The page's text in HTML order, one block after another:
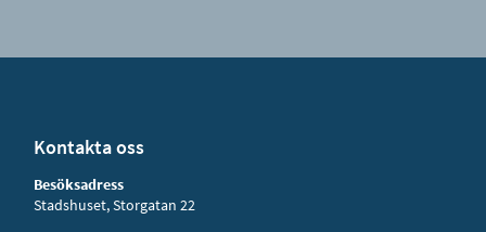
Kontakta oss
Besöksadress
Stadshuset, Storgatan 22